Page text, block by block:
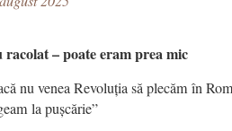
racolat – poate eram prea mic
nu venea Revoluția să plecăm în
la pușcărie”